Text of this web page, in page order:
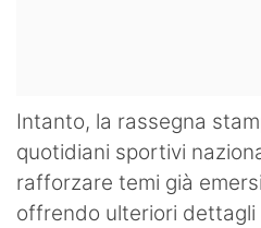
Intanto, la rassegna
quotidiani sportivi
rafforzare temi già
offrendo ulteriori